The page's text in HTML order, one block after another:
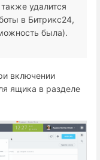
удалится
в Битрикс24,
была).
включении
ящика в разделе